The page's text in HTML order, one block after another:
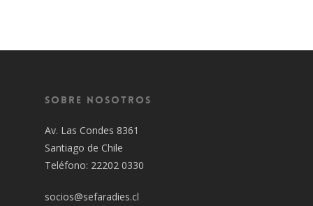
Sobre Nosotros
Av. Las Condes 8361
Santiago de Chile
Teléfono: 22202 0330
socios@sefaradies.cl